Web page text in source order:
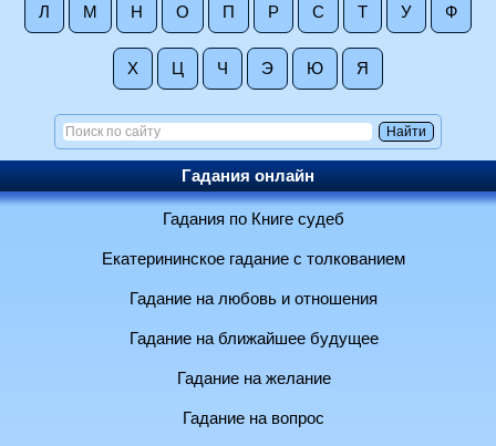
Л М Н О П Р С Т У Ф
Х Ц Ч Э Ю Я
Гадания онлайн
Гадания по Книге судеб
Екатерининское гадание с толкованием
Гадание на любовь и отношения
Гадание на ближайшее будущее
Гадание на желание
Гадание на вопрос